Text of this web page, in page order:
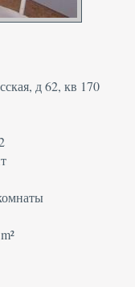
д 62, кв 170